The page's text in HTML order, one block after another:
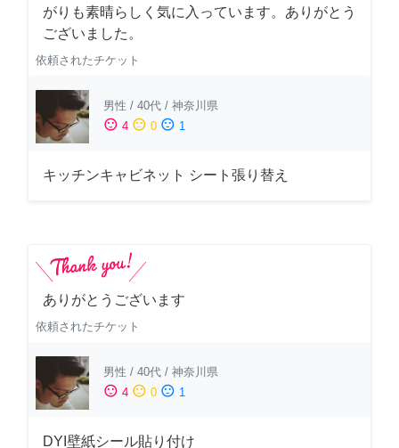
がりも素晴らしく気に入っています。ありがとう
ございました。
依頼されたチケット
男性 / 40代 / 神奈川県
sentiment_satisfied 4 sentiment_neutral 0 sentiment_dissatisfied 1
キッチンキャビネット シート張り替え
ありがとうございます
依頼されたチケット
男性 / 40代 / 神奈川県
sentiment_satisfied 4 sentiment_neutral 0 sentiment_dissatisfied 1
DYI壁紙シール貼り付け